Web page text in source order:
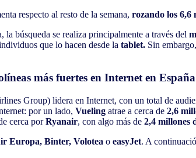
respecto al resto de la semana, rozando los 6,6
búsqueda se realiza principalmente a través del
que lo hacen desde la tablet. Sin
más fuertes en Internet en España
Group) lidera en Internet, con un total de
por un lado, Vueling atrae a cerca de 2,6
cerca porRyanair, con algo más de 2,4 millones
Europa, Binter, Volotea o easyJet. A